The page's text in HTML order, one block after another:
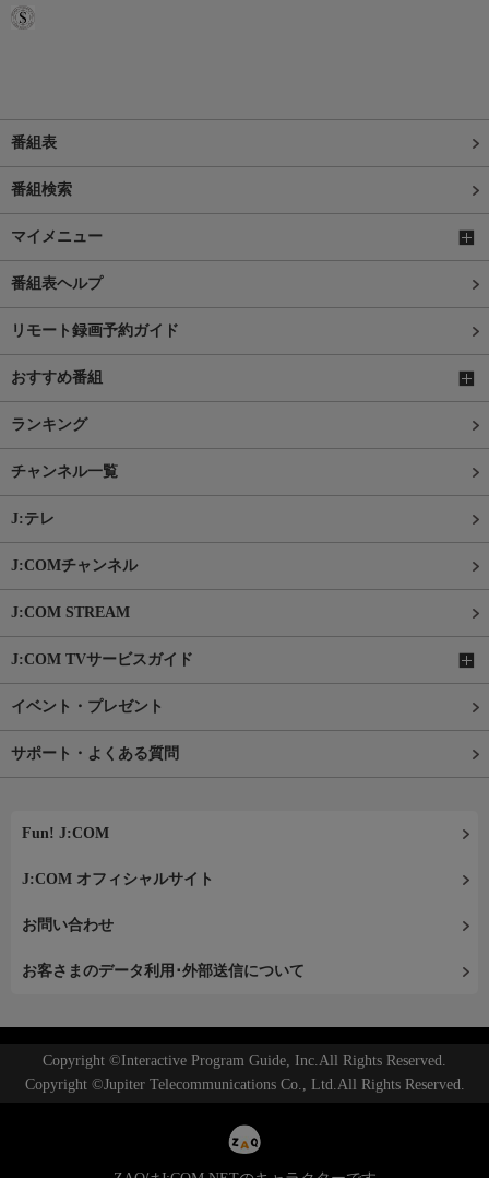
番組表
番組検索
マイメニュー
番組表ヘルプ
リモート録画予約ガイド
おすすめ番組
ランキング
チャンネル一覧
J:テレ
J:COMチャンネル
J:COM STREAM
J:COM TVサービスガイド
イベント・プレゼント
サポート・よくある質問
Fun! J:COM
J:COM オフィシャルサイト
お問い合わせ
お客さまのデータ利用･外部送信について
Copyright ©Interactive Program Guide, Inc.All Rights Reserved.
Copyright ©Jupiter Telecommunications Co., Ltd.All Rights Reserved.